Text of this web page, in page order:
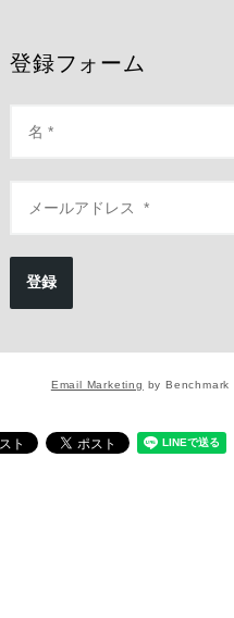
登録フォーム
登録
Email Marketing by Benchmark